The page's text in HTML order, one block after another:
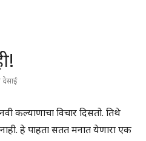
देसाई
कल्याणाचा विचार दिसतो. तिथे
नाही. हे पाहता सतत मनात येणारा एक